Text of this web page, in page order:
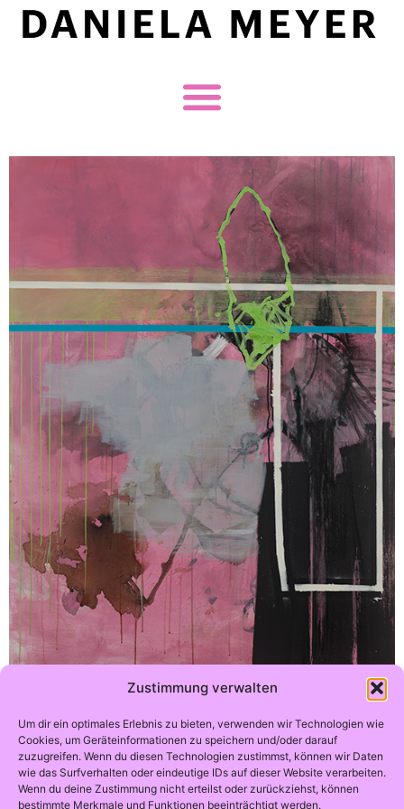
Zustimmung verwalten
Um dir ein optimales Erlebnis zu bieten, verwenden wir Technologien wie
Cookies, um Geräteinformationen zu speichern und/oder darauf
zuzugreifen. Wenn du diesen Technologien zustimmst, können wir Daten
wie das Surfverhalten oder eindeutige IDs auf dieser Website verarbeiten.
Wenn du deine Zustimmung nicht erteilst oder zurückziehst, können
bestimmte Merkmale und Funktionen beeinträchtigt werden.
160 x 120 , Acryl auf Leinwand